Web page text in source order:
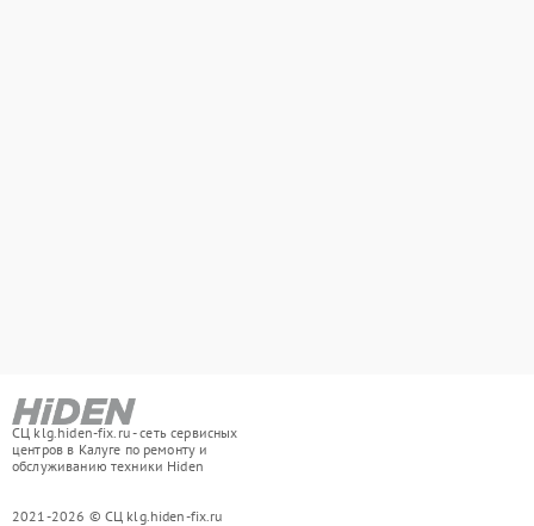
СЦ klg.hiden-fix.ru - сеть сервисных
центров в Калуге по ремонту и
обслуживанию техники Hiden
2021-2026 © СЦ klg.hiden-fix.ru